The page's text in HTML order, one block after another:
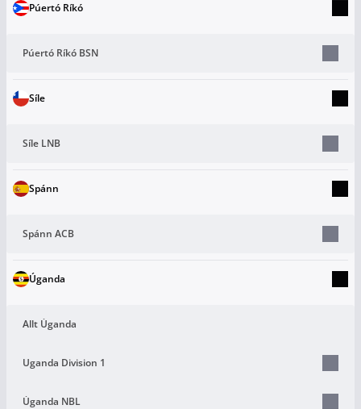
Púertó Ríkó
Púertó Ríkó BSN
Síle
Síle LNB
Spánn
Spánn ACB
Úganda
Allt Úganda
Uganda Division 1
Úganda NBL